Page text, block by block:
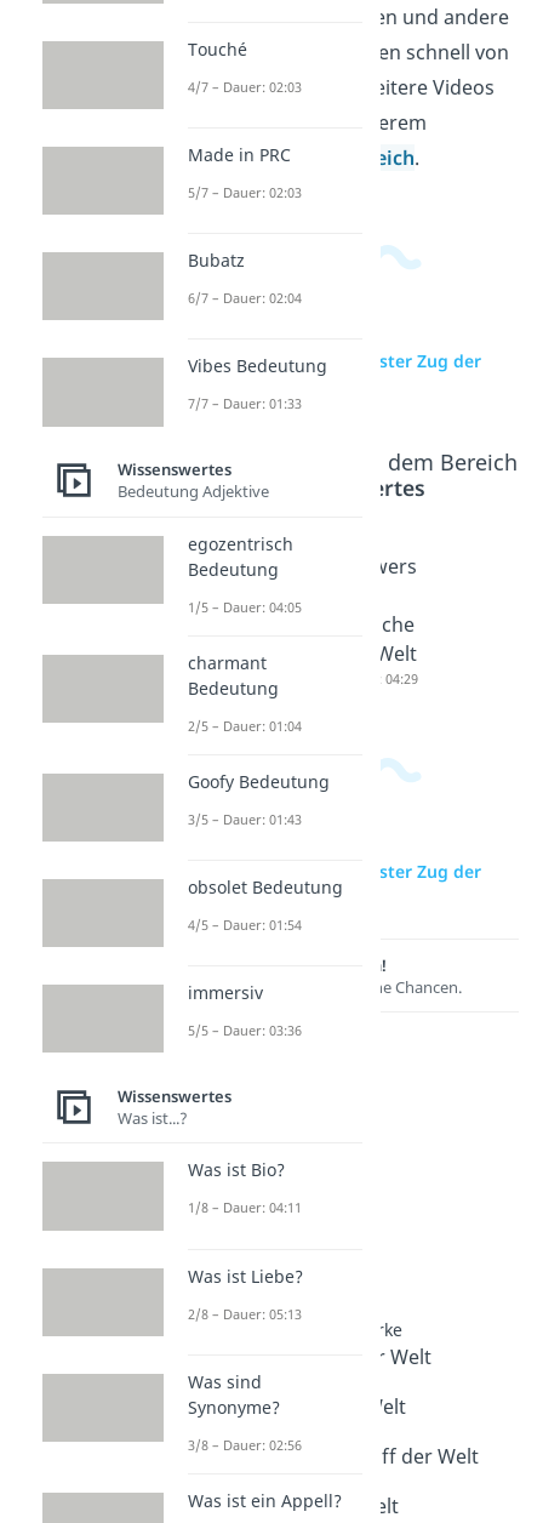
Rekorde gebaut werden und andere
im Alltag viele Menschen schnell von
Ort zu Ort bringen. Weitere Videos
dazu findest du in unserem
Allgemeinwissensbereich.
zur Videoseite: Schnellster Zug der
Beliebte Inhalte aus dem Bereich
Wissenswertes
Tiefster
Pool der
Welt
Die
der Welt
Schwers
Sprache
der Welt
Dauer: 04:29
zur Videoseite: Schnellster Zug der
Welt
Lernen lohnt sich!
Entdecke hier deine Chancen.
Weitere Inhalte:
Wissenswertes
Rekorde rund um Bauwerke
Höchstes Gebäude der Welt
Dauer: 04:39
Längster Tunnel der Welt
Größtes Containerschiff der Welt
Schnellster Zug der Welt
Touché
4/7 – Dauer: 02:03
Made in PRC
5/7 – Dauer: 02:03
Bubatz
6/7 – Dauer: 02:04
Vibes Bedeutung
7/7 – Dauer: 01:33
Wissenswertes
Bedeutung Adjektive
egozentrisch
Bedeutung
1/5 – Dauer: 04:05
charmant
Bedeutung
2/5 – Dauer: 01:04
Goofy Bedeutung
3/5 – Dauer: 01:43
obsolet Bedeutung
4/5 – Dauer: 01:54
immersiv
5/5 – Dauer: 03:36
Wissenswertes
Was ist...?
Was ist Bio?
1/8 – Dauer: 04:11
Was ist Liebe?
2/8 – Dauer: 05:13
Was sind
Synonyme?
3/8 – Dauer: 02:56
Was ist ein Appell?